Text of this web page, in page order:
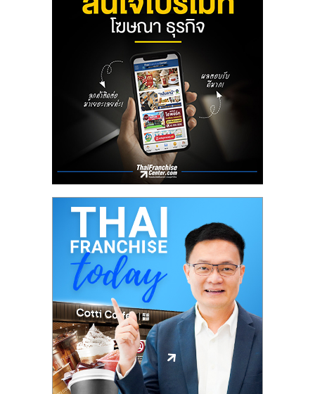
ลงทุน
ปรึกษา
การ